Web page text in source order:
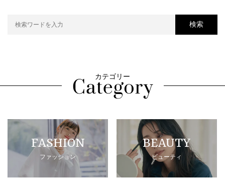
検索
カテゴリー
FASHION
ファッション
BEAUTY
ビューティ